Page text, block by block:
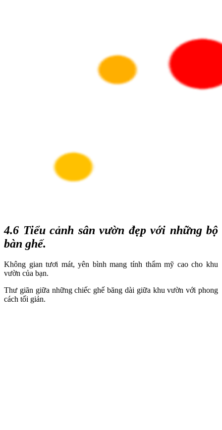
4.6 Tiểu cảnh sân vườn đẹp với những bộ
bàn ghế.
Không gian tươi mát, yên bình mang tính thẩm mỹ cao cho khu
vườn của bạn.
Thư giãn giữa những chiếc ghế băng dài giữa khu vườn với phong
cách tối giản.